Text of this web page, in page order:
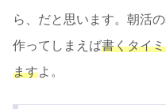
ら、だと思います。朝活
作ってしまえば書くタイ
ますよ。